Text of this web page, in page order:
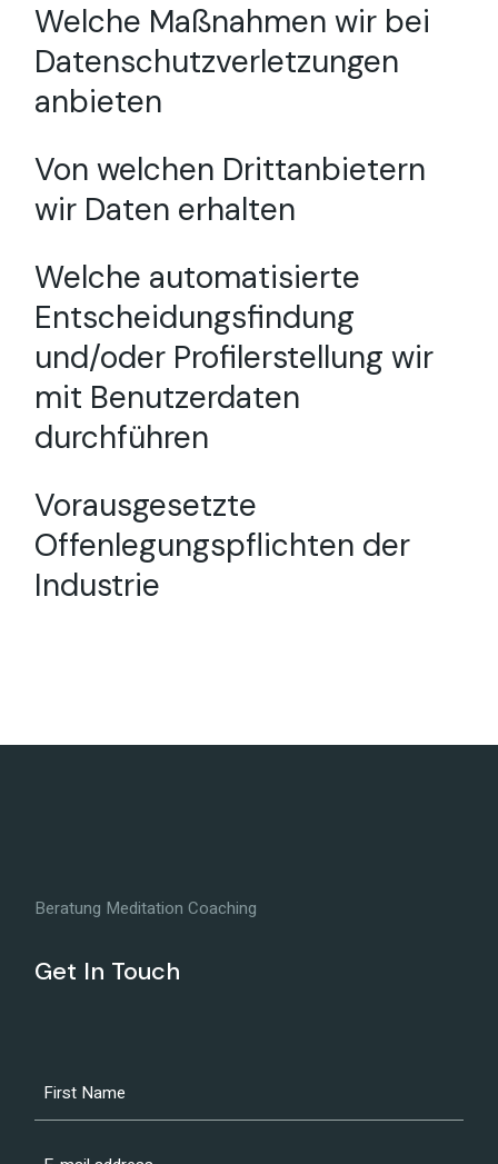
Welche Maßnahmen wir bei
Datenschutzverletzungen
anbieten
Von welchen Drittanbietern
wir Daten erhalten
Welche automatisierte
Entscheidungsfindung
und/oder Profilerstellung wir
mit Benutzerdaten
durchführen
Vorausgesetzte
Offenlegungspflichten der
Industrie
Beratung Meditation Coaching
Get In Touch